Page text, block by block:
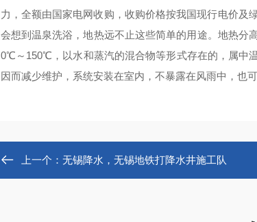
力，全额由国家电网收购，收购价格按我国现行电价及
会想到温泉洗浴，地热远不止这些简单的用途。地热
0℃～150℃，以水和蒸汽的混合物等形式存在的，属中
因而减少维护，系统安装在室内，不暴露在风雨中，也
上一个： 无锡降水，无锡地铁打降水井施工队